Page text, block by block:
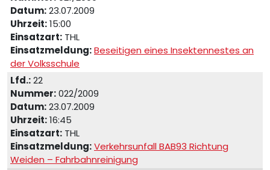
Datum:23.07.2009
Uhrzeit:15:00
Einsatzart: THL
Einsatzmeldung:Beseitigen eines Insektennestes an
der Volksschule
Lfd.:22
Nummer:022/2009
Datum:23.07.2009
Uhrzeit:16:45
Einsatzart: THL
Einsatzmeldung:Verkehrsunfall BAB93 Richtung
Weiden – Fahrbahnreinigung